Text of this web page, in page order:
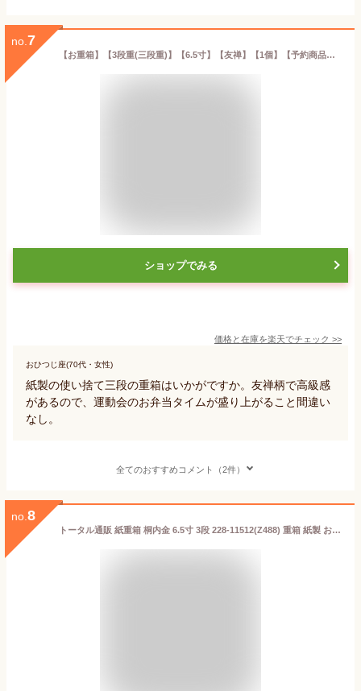
no. 7
【お重箱】【3段重(三段重)】【6.5寸】【友禅】【1個】【予約商品】【ピンク】【手毬】【12月中旬発送】友禅重箱紙製で高級なかわいいおしゃれな使い捨て重箱です。おせち料理に。お正月/新年会/集まりに。
ショップでみる
価格と在庫を楽天でチェック >>
おひつじ座(70代・女性)
紙製の使い捨て三段の重箱はいかがですか。友禅柄で高級感
があるので、運動会のお弁当タイムが盛り上がること間違い
なし。
全てのおすすめコメント（2件）
no. 8
トータル通販 紙重箱 桐内金 6.5寸 3段 228-11512(Z488) 重箱 紙製 おせち お節 お弁当 お花見 正月 行楽 運動会 お祝い パーティー おもてなし 業務用 (3段)